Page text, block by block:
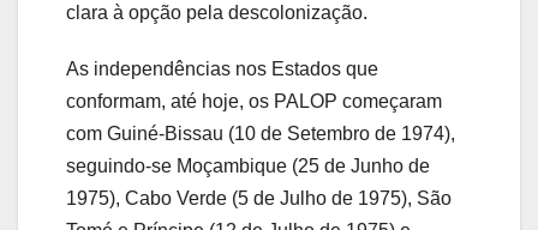
clara à opção pela descolonização.
As independências nos Estados que
conformam, até hoje, os PALOP começaram
com Guiné-Bissau (10 de Setembro de 1974),
seguindo-se Moçambique (25 de Junho de
1975), Cabo Verde (5 de Julho de 1975), São